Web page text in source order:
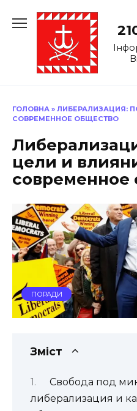
до
ГОЛОВНА » ЛИБЕРАЛИЗАЦИЯ:
СОВРЕМЕННОЕ ОБЩЕСТВО
цели и
современное
ПОРАДИ
Зміст
Свобода под
либерализация и